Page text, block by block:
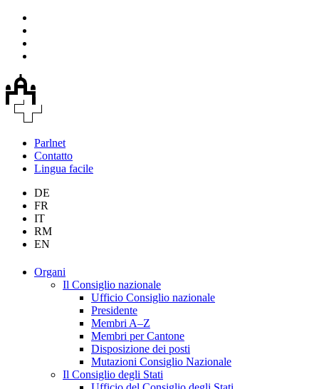
Parlnet
Contatto
Lingua facile
DE
FR
IT
RM
EN
Organi
Il Consiglio nazionale
Ufficio Consiglio nazionale
Presidente
Membri A–Z
Membri per Cantone
Disposizione dei posti
Mutazioni Consiglio Nazionale
Il Consiglio degli Stati